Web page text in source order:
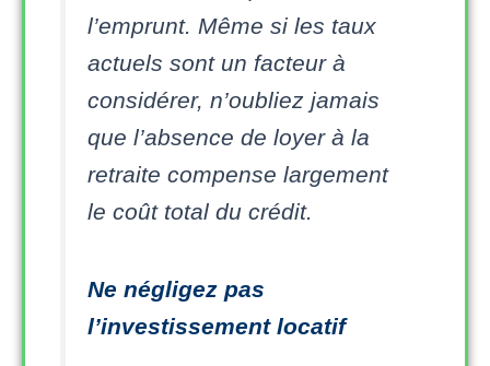
l’emprunt. Même si les taux
actuels sont un facteur à
considérer, n’oubliez jamais
que l’absence de loyer à la
retraite compense largement
le coût total du crédit.
Ne négligez pas
l’investissement locatif